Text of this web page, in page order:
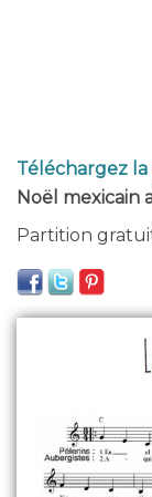
Téléchargez la
Noël mexicain
Partition